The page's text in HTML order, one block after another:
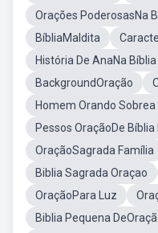
Orações PoderosasNa
BíbliaMaldita
História De AnaNa
BackgroundOração
Homem Orando Sobrea
Pessos OraçãoDe
OraçãoSagrada Família
Biblia Sagrada Oraçao
OraçãoPara Luz
Biblia Pequena